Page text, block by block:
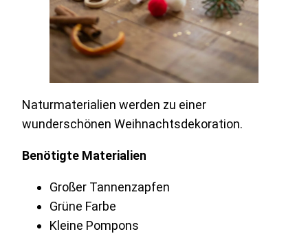
Naturmaterialien werden zu einer
wunderschönen Weihnachtsdekoration.
Benötigte Materialien
Großer Tannenzapfen
Grüne Farbe
Kleine Pompons